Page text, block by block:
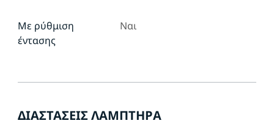
Με ρύθμιση
έντασης
Ναι
ΔΙΑΣΤΆΣΕΙΣ ΛΑΜΠΤΉΡΑ